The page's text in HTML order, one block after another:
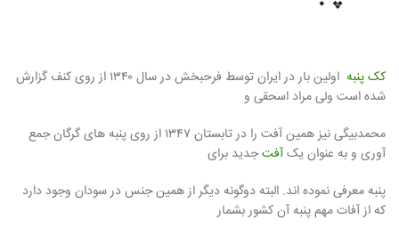
کک پنبه
اولین بار در ایران توسط فرحبخش در سال ۱۳۴۰ از روی کنف گزارش
شده است ولی مراد اسحقی و
محمدبیگی نیز همین آفت را در تابستان ۱۳۴۷ از روی پنبه های گرگان جمع
آوری و به عنوان یکآفتجدید برای
پنبه معرفی نموده اند. البته دوگونه دیگر از همین جنس در سودان وجود دارد
که از آفات مهم پنبه آن کشور بشمار